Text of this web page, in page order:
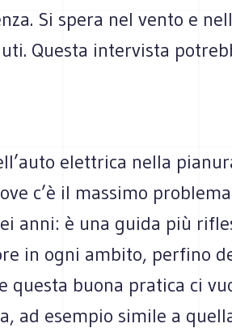
Si spera nel vento e
Questa intervista
elettrica nella
c’è il massimo
anni: è una guida più
in ogni ambito, perfino
questa buona pratica ci
ad esempio simile a